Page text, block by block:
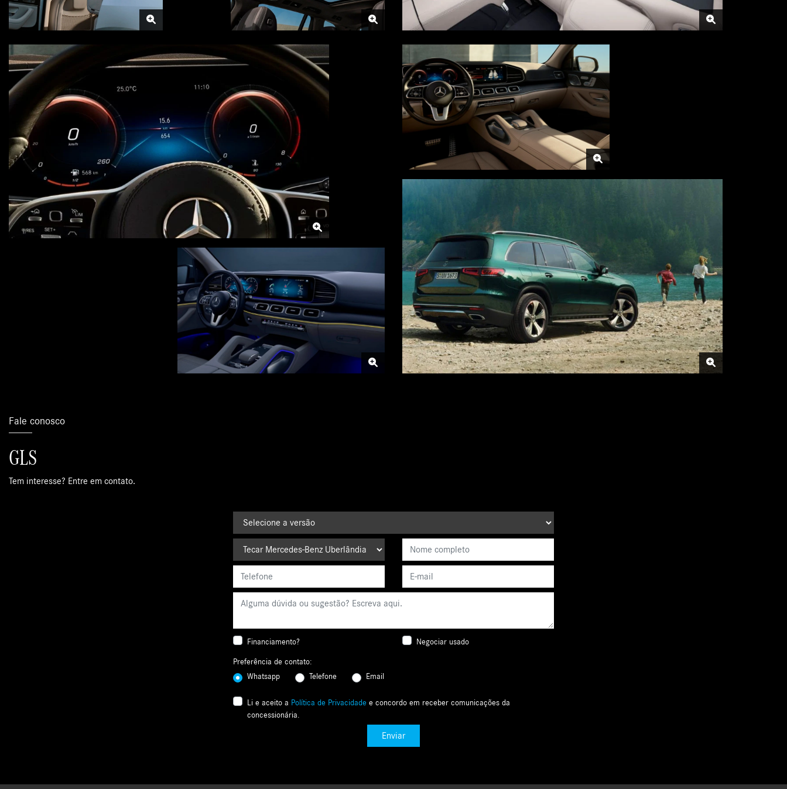
Fale conosco
GLS
Tem interesse? Entre em contato.
Financiamento? Negociar usado
Preferência de contato:
Whatsapp
Telefone Email
Li e aceito a Política de Privacidade e concordo em receber comunicações da
concessionária.
Enviar